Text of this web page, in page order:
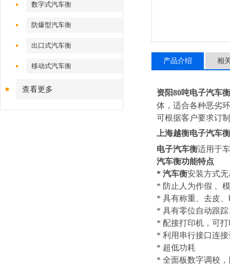
数字式汽车衡
防爆型汽车衡
出口式汽车衡
移动式汽车衡
查看更多
产品介绍 相
资阳80吨电子汽车
体，适合各种恶劣
可根据客户要求订
上海越衡电子汽车衡
电子汽车衡适用于
汽车衡功能特点
* 汽车衡安装方式
* 防止人为作假 、
* 具有称重、去
* 具有零位自动
* 配接打印机，
* 利用串行接口连
* 超低功耗
* 全面板数字调校